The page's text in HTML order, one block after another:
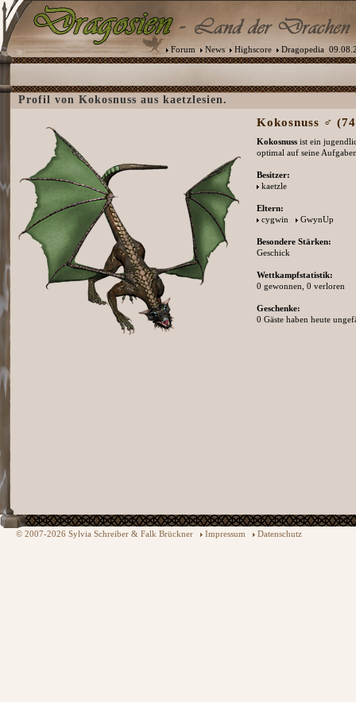
Forum News Highscore Dragopedia
Profil von Kokosnuss aus kaetzlesien.
Kokosnuss ♂
Kokosnuss ist ein
optimal auf seine
Besitzer:
kaetzle
Eltern:
cygwin
GwynUp
Besondere Stärken:
Geschick
Wettkampfstatistik:
0 gewonnen, 0 verloren
Geschenke:
0 Gäste haben heute
© 2007-2026 Sylvia Schreiber & Falk Brückner Impressum Datenschutz